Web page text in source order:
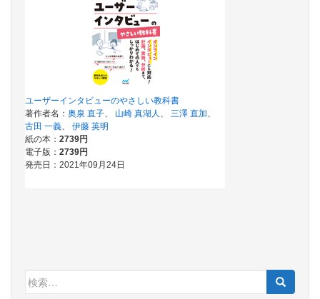
検
索: